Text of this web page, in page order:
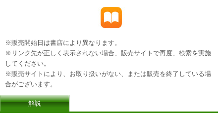
※販売開始日は書店により異なります。
※リンク先が正しく表示されない場合、販売サイトで再度、検索を実施
してください。
※販売サイトにより、お取り扱いがない、または販売を終了している場
合がございます。
解説